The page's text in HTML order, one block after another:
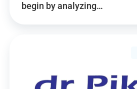
begin by analyzing…